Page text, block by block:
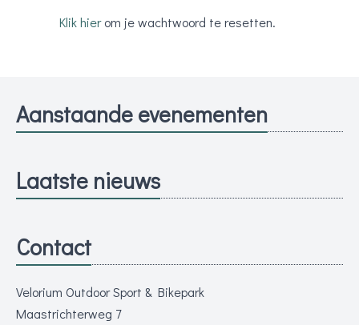
Klik hierom je wachtwoord te resetten.
Aanstaande evenementen
Laatste nieuws
Contact
Velorium Outdoor Sport & Bikepark
Maastrichterweg 7